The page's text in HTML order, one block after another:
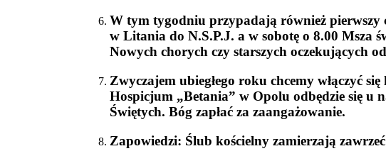
W tym tygodniu przypadają również pierwszy
w Litania do N.S.P.J. a w sobotę o 8.00 Msza
Nowych chorych czy starszych oczekujących
Zwyczajem ubiegłego roku chcemy włączyć
Hospicjum „Betania” w Opolu odbędzie się u
Świętych. Bóg zapłać za zaangażowanie.
Zapowiedzi: Ślub kościelny zamierzają